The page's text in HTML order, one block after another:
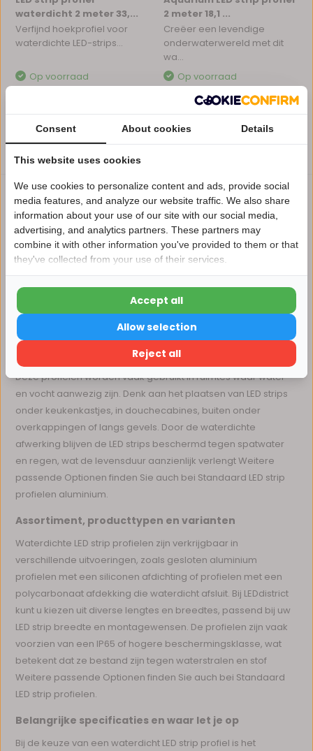
waterdicht 2 meter 33,...
Verfijnd hoekprofiel voor
waterdichte LED-strips...
Vergelijk
Op voorraad
2 meter 18,1 ...
Creëer een levendige
onderwaterwereld met dit
wa...
Op voorraad
€17,68 Excl. btw
Waterdichte LED strip profielen zijn speciaal ontworpen om
LED strips te beschermen tegen vocht, stof en andere
invloeden van buitenaf. Hierdoor zijn ze perfect geschikt voor
toepassingen in natte ruimtes zoals badkamers, keukens,
terrassen en tuinverlichting. Bij LEDdistrict vindt u een
assortiment waterdichte profielen die uw LED verlichting veilig
en stijlvol afwerken Weitere passende Optionen finden Sie
auch bei Extra brede LED strip profielen.
Toepassingen van waterdichte led strip profielen
Deze profielen worden vaak gebruikt in ruimtes waar water
en vocht aanwezig zijn. Denk aan het plaatsen van LED strips
onder keukenkastjes, in douchecabines, buiten onder
overkappingen of langs gevels. Door de waterdichte
afwerking blijven de LED strips beschermd tegen spatwater
en regen, wat de levensduur aanzienlijk verlengt Weitere
passende Optionen finden Sie auch bei Standaard LED strip
profielen aluminium.
Assortiment, producttypen en varianten
Waterdichte LED strip profielen zijn verkrijgbaar in
verschillende uitvoeringen, zoals gesloten aluminium
profielen met een siliconen afdichting of profielen met een
polycarbonaat afdekking die waterdicht afsluit. Bij LEDdistrict
kunt u kiezen uit diverse lengtes en breedtes, passend bij uw
LED strip breedte en montagewensen. De profielen zijn vaak
voorzien van een IP65 of hogere beschermingsklasse, wat
betekent dat ze bestand zijn tegen waterstralen en stof
Weitere passende Optionen finden Sie auch bei Standaard
LED strip profielen.
Belangrijke specificaties en waar let je op
Bij de keuze van een waterdicht LED strip profiel is het
Nu 15% korting
15korting
15% korting
Verder winkelen
Consent About cookies Details
This website uses cookies
We use cookies to personalize content and ads, provide social
media features, and analyze our website traffic. We also share
information about your use of our site with our social media,
advertising, and analytics partners. These partners may
combine it with other information you've provided to them or that
they've collected from your use of their services.
Reject all
Allow selection
Accept all